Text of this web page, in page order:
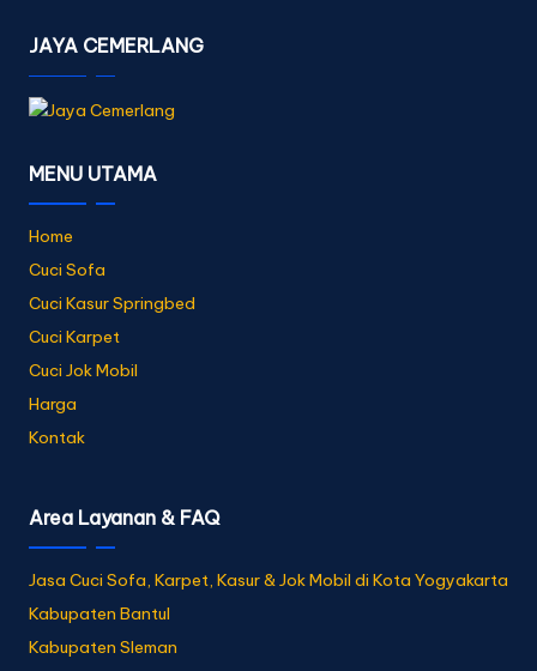
JAYA CEMERLANG
MENU UTAMA
Home
Cuci Sofa
Cuci Kasur Springbed
Cuci Karpet
Cuci Jok Mobil
Harga
Kontak
Area Layanan & FAQ
Jasa Cuci Sofa, Karpet, Kasur & Jok Mobil di Kota Yogyakarta
Kabupaten Bantul
Kabupaten Sleman